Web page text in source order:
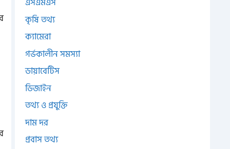
কৃষি তথ্য
ক্যামেরা
গর্ভকালীন সমস্যা
ডায়াবেটিস
ডিজাইন
তথ্য ও প্রযুক্তি
দাম দর
প্রবাস তথ্য